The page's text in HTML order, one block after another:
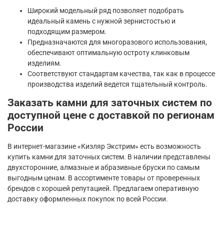
Широкий модельный ряд позволяет подобрать
идеальный камень с нужной зернистостью и
подходящим размером.
Предназначаются для многоразового использования,
обеспечивают оптимальную остроту клинковым
изделиям.
Соответствуют стандартам качества, так как в процессе
производства изделий ведется тщательный контроль.
Заказать камни для заточных систем по
доступной цене с доставкой по регионам
России
В интернет-магазине «Кизляр Экстрим» есть возможность
купить камни для заточных систем. В наличии представлены
двухсторонние, алмазные и абразивные бруски по самым
выгодным ценам. В ассортименте товары от проверенных
брендов с хорошей репутацией. Предлагаем оперативную
доставку оформленных покупок по всей России.